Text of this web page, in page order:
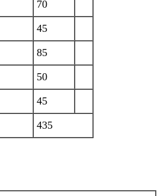
70
45
85
50
45
435